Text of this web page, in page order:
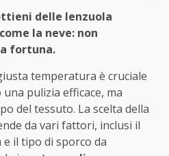
delle lenzuola
la neve: non
fortuna.
temperatura è cruciale
pulizia efficace, ma
del tessuto. La scelta della
da vari fattori, inclusi il
il tipo di sporco da